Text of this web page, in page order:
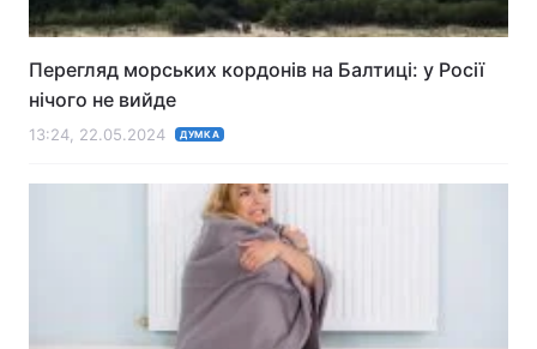
Перегляд морських кордонів на Балтиці: у Росії
нічого не вийде
13:24, 22.05.2024 ДУМКА